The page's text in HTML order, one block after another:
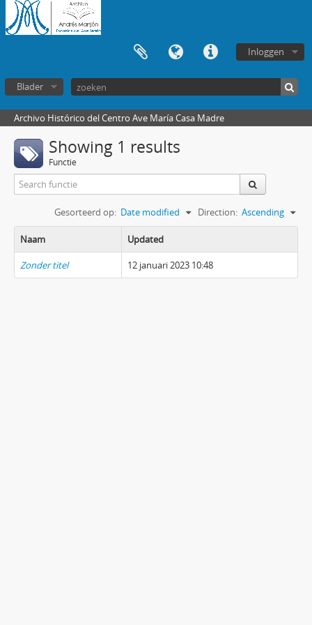
Inloggen
Blader
Archivo Histórico del Centro Ave María Casa Madre
Showing 1 results
Functie
Gesorteerd op: Date modified Direction: Ascending
Naam Updated
Zonder titel 12 januari 2023 10:48